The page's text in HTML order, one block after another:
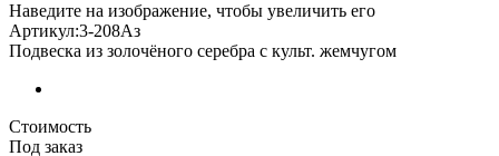
Наведите на изображение, чтобы увеличить его
Артикул:3-208Аз
Подвеска из золочёного серебра с культ. жемчугом
Стоимость
Под заказ